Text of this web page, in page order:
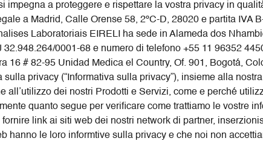
impegna a proteggere e rispettare la vostra privacy in
a Madrid, Calle Orense 58, 2ºC-D, 28020 e partita IVA
Laboratoriais EIRELI ha sede in Alameda dos
0001-68 e numero di telefono +55 11 96352
16 # 82-95 Unidad Medica el Country, Of. 901, Bogotá,
privacy (“Informativa sulla privacy”), insieme alla
all’utilizzo dei nostri Prodotti e Servizi, come e perché
quanto segue per verificare come trattiamo le vostre
fornire link ai siti web dei nostri network di partner,
hanno le loro informtive sulla privacy e che noi non